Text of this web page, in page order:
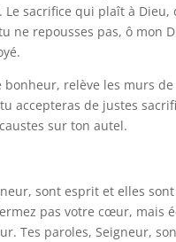
Le sacrifice qui plaît à Dieu,
ne repousses pas, ô mon
bonheur, relève les murs de
accepteras de justes
sur ton autel.
sont esprit et elles sont
pas votre cœur, mais
Tes paroles, Seigneur,